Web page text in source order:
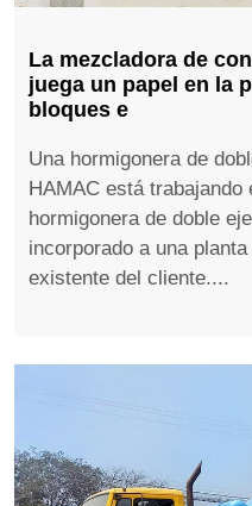
La mezcladora de
juega un papel en la
bloques e
Una hormigonera de
HAMAC está
hormigonera de doble
incorporado a una
existente del cliente....